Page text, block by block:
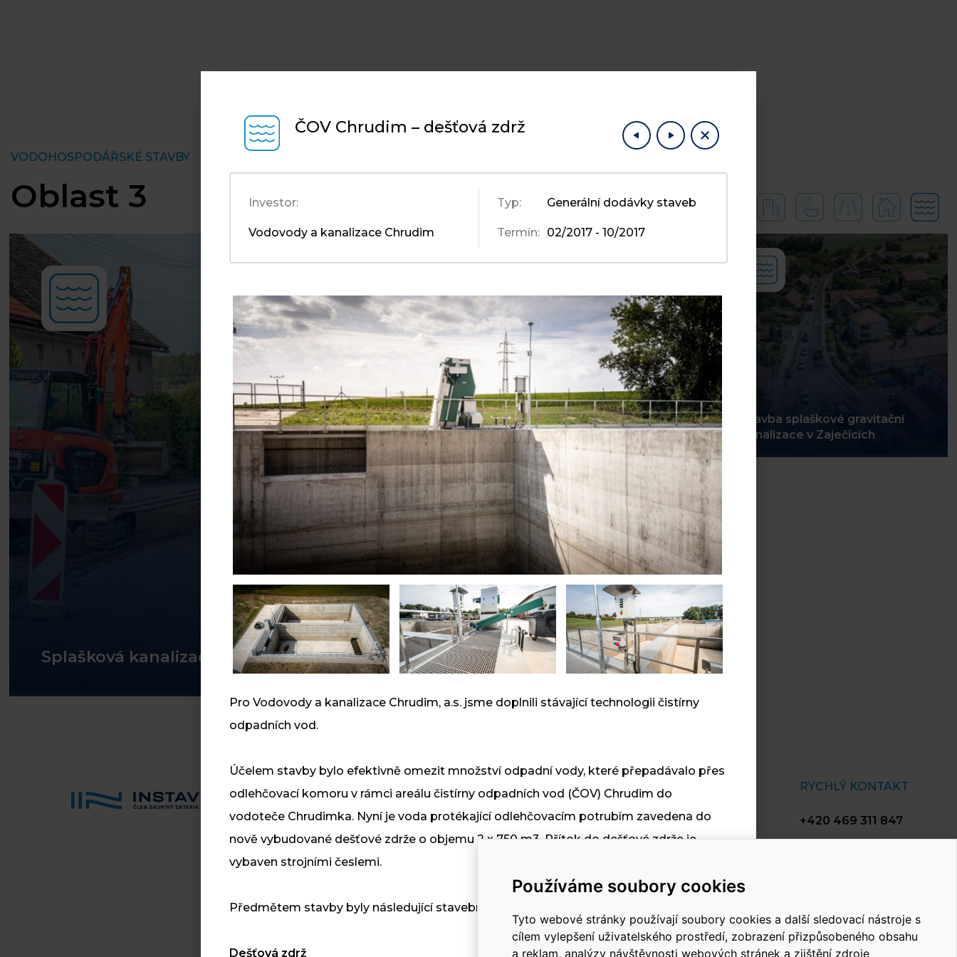
Používáme soubory cookies
Tyto webové stránky používají soubory cookies a další sledovací nástroje s
cílem vylepšení uživatelského prostředí, zobrazení přizpůsobeného obsahu
a reklam, analýzy návštěvnosti webových stránek a zjištění zdroje
VODOHOSPODÁŘSKÉ STAVBY
Oblast 3
Splašková kanalizace v obci Horka
ČOV Chrudim – dešťová zdrž
Stavba splaškové gravitační
kanalizace v Zaječicích
ČOV Chrudim – dešťová zdrž
Investor:
Vodovody a kanalizace Chrudim
Typ: Generální dodávky staveb
Termín: 02/2017 - 10/2017
Pro Vodovody a kanalizace Chrudim, a.s. jsme doplnili stávající technologii čistírny
odpadních vod.
Účelem stavby bylo efektivně omezit množství odpadní vody, které přepadávalo přes
odlehčovací komoru v rámci areálu čistírny odpadních vod (ČOV) Chrudim do
vodoteče Chrudimka. Nyní je voda protékající odlehčovacím potrubím zavedena do
nově vybudované dešťové zdrže o objemu 2 x 750 m3. Přítok do dešťové zdrže je
vybaven strojními česlemi.
Předmětem stavby byly následující stavební objekty a provozní soubory:
Dešťová zdrž
VÝROBNÍ PROGRAM
Vodohospodářské stavby
Vodní stavby
Pozemní stavby
Stavební mechanizace
Aktuality
O nás
Dokumenty
Kontakt
RYCHLÝ KONTAKT
+420 469 311 847
info@instav.cz